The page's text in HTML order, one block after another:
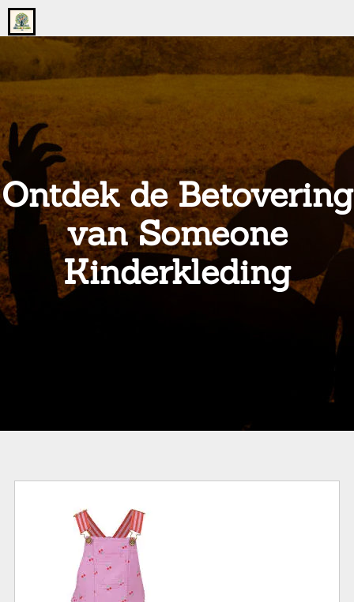
Go
to
home
page
onsgrotegezin.nl
Ontdek de Betovering
van Someone
Kinderkleding